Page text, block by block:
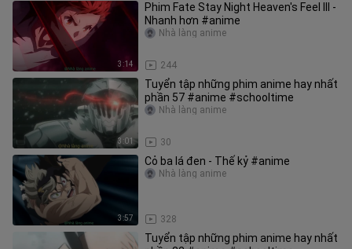
3:14
Phim Fate Stay Night Heaven's Feel III -
Nhanh hơn #anime
244
Nhà làng anime
3:01
Tuyển tập những phim anime hay nhất
phần 57 #anime #schooltime
30
Nhà làng anime
3:57
Cỏ ba lá đen - Thế kỷ #anime
328
Nhà làng anime
Tuyển tập những phim anime hay nhất